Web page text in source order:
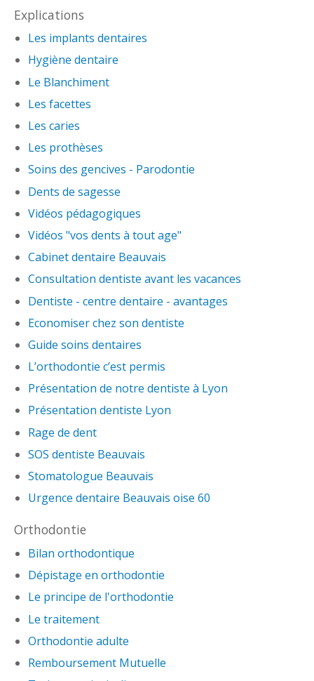
Explications
Les implants dentaires
Hygiène dentaire
Le Blanchiment
Les facettes
Les caries
Les prothèses
Soins des gencives - Parodontie
Dents de sagesse
Vidéos pédagogiques
Vidéos "vos dents à tout age"
Cabinet dentaire Beauvais
Consultation dentiste avant les vacances
Dentiste - centre dentaire - avantages
Economiser chez son dentiste
Guide soins dentaires
L’orthodontie c’est permis
Présentation de notre dentiste à Lyon
Présentation dentiste Lyon
Rage de dent
SOS dentiste Beauvais
Stomatologue Beauvais
Urgence dentaire Beauvais oise 60
Orthodontie
Bilan orthodontique
Dépistage en orthodontie
Le principe de l'orthodontie
Le traitement
Orthodontie adulte
Remboursement Mutuelle